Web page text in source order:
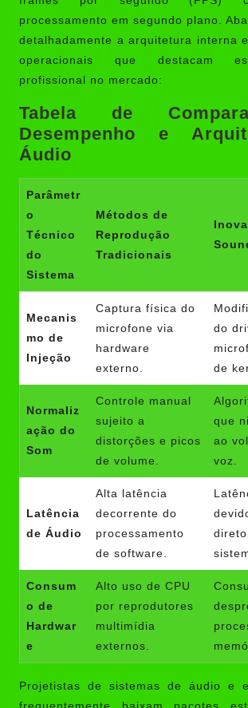
processamento em segundo plano.
detalhadamente a arquitetura interna
operacionais que destacam
profissional no mercado:
Tabela de
Desempenho e
Áudio
Parâmetr
o
Técnico
do
Sistema
Métodos de
Reprodução
Tradicionais
Mecanis
mo de
Injeção
Captura física do
microfone via
hardware
externo.
do
de
Normaliz
ação do
Som
Controle manual
sujeito a
distorções e picos
de volume.
que
ao
voz.
Latência
de Áudio
Alta latência
decorrente do
processamento
de software.
Consum
o de
Hardwar
e
Alto uso de CPU
por reprodutores
multimídia
externos.
Projetistas de sistemas de áudio e